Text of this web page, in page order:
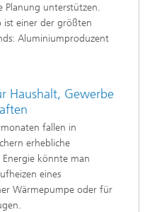
Planung unterstützen.
ist einer der größten
Aluminiumproduzent
Haushalt, Gewerbe
fallen in
erhebliche
Energie könnte man
eines
Wärmepumpe oder für